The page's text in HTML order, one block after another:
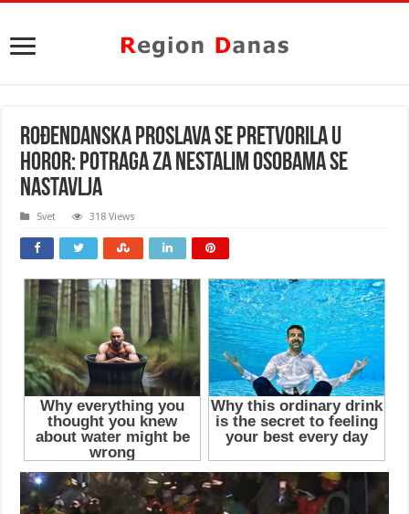
ROĐENDANSKA PROSLAVA SE PRETVORILA U
HOROR: Potraga za nestalim osobama se
nastavlja
Svet 318 Views